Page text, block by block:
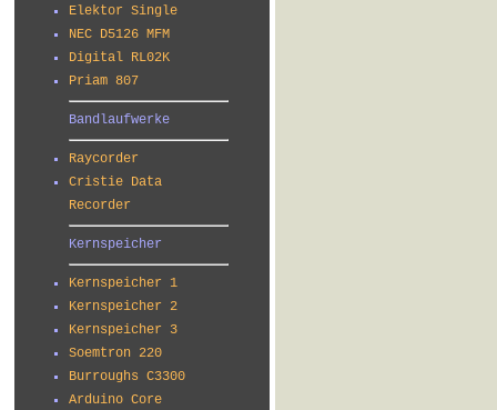
Elektor Single
NEC D5126 MFM
Digital RL02K
Priam 807
Bandlaufwerke
Raycorder
Cristie Data
Recorder
Kernspeicher
Kernspeicher 1
Kernspeicher 2
Kernspeicher 3
Soemtron 220
Burroughs C3300
Arduino Core